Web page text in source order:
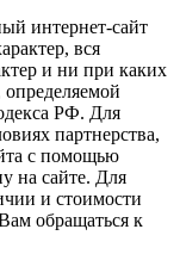
интернет-сайт
вся
и ни при каких
РФ. Для
партнерства,
с помощью
на сайте. Для
и стоимости
обращаться к